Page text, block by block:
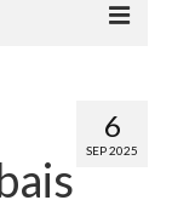
6
SEP 2025